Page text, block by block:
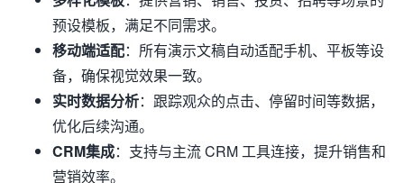
预设模板，满足不同需求。
移动端适配：所有演示文稿自动适配手机、平板等设
备，确保视觉效果一致。
实时数据分析：跟踪观众的点击、停留时间等数据，
优化后续沟通。
CRM集成：支持与主流 CRM 工具连接，提升销售和
营销效率。